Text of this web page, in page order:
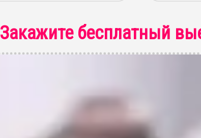
Закажите бесплатный